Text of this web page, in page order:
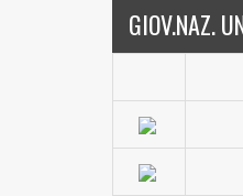
GIOV.NAZ.